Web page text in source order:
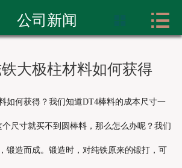
产品展示
公司新闻 
大极柱材料如何获得
如何获得？我们知道DT4棒料的成本尺寸一
尺寸就买不到圆棒料，那么怎么办呢？我们
锻造而成。锻造时，对纯铁原来的锻打，可